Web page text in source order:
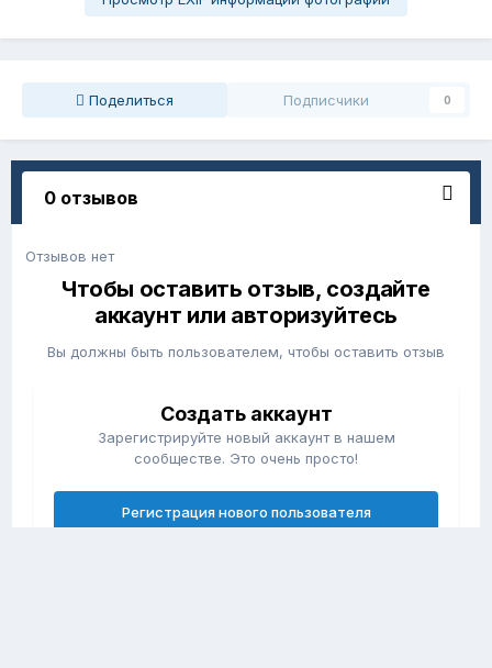
Поделиться Подписчики 0
0 отзывов
Отзывов нет
Чтобы оставить отзыв, создайте
аккаунт или авторизуйтесь
Вы должны быть пользователем, чтобы оставить отзыв
Создать аккаунт
Зарегистрируйте новый аккаунт в нашем
сообществе. Это очень просто!
Регистрация нового пользователя